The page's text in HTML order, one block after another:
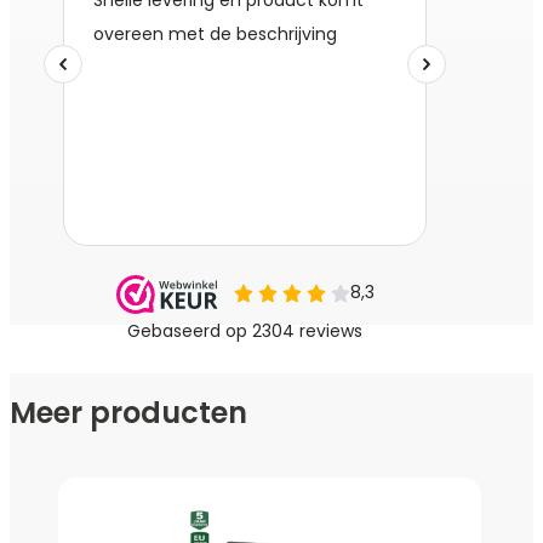
verzekerd dat u nog jaren met veel plezier gebruik kan
maken van een bureaustoel die niet kraakt, piept of
werk met meer plezier!
De belangrijkste eigenschappen en voordelen op een rij;
– De in zwart gestoffeerde zitting biedt ultiem
comfort en ondersteuning, zelfs tijdens de lange
Mechaniek met zitdiepteverstelling
Meer producten